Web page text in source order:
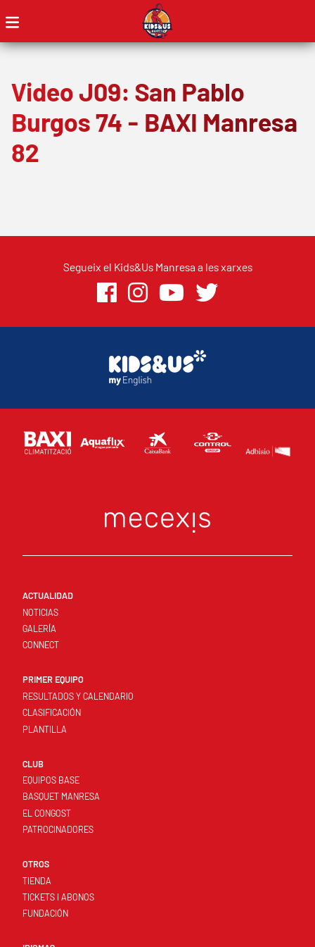
Video J09: San Pablo
Burgos 74 - BAXI Manresa
82
Segueix el Kids&Us Manresa a les xarxes
ACTUALIDAD
NOTICIAS
GALERÍA
CONNECT
PRIMER EQUIPO
RESULTADOS Y CALENDARIO
CLASIFICACIÓN
PLANTILLA
CLUB
EQUIPOS BASE
BASQUET MANRESA
EL CONGOST
PATROCINADORES
OTROS
TIENDA
TICKETS I ABONOS
FUNDACIÓN